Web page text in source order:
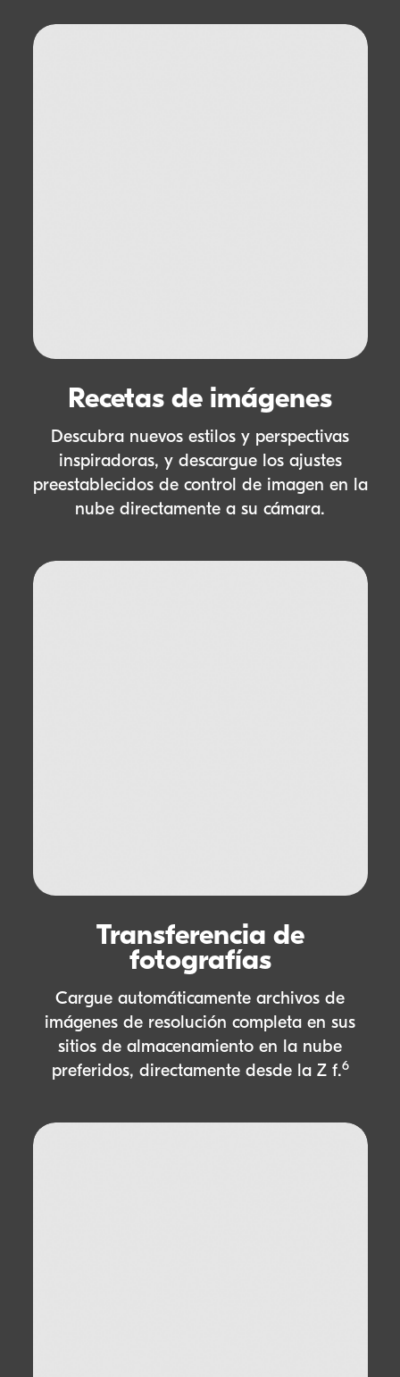
Recetas de imágenes
Descubra nuevos estilos y perspectivas
inspiradoras, y descargue los ajustes
preestablecidos de control de imagen en la
nube directamente a su cámara.
Transferencia de
fotografías
Cargue automáticamente archivos de
imágenes de resolución completa en sus
sitios de almacenamiento en la nube
preferidos, directamente desde la Z f.6